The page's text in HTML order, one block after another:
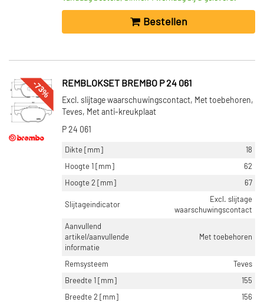
Bestellen
-73% REMBLOKSET BREMBO P 24 061
Excl. slijtage waarschuwingscontact, Met toebehoren,
Teves, Met anti-kreukplaat
P 24 061
Dikte [mm]
18
Hoogte 1 [mm]
62
Hoogte 2 [mm]
67
Slijtageindicator
Excl. slijtage
waarschuwingscontact
Aanvullend
artikel/aanvullende
informatie
Met toebehoren
Remsysteem
Teves
Breedte 1 [mm]
155
Breedte 2 [mm]
156